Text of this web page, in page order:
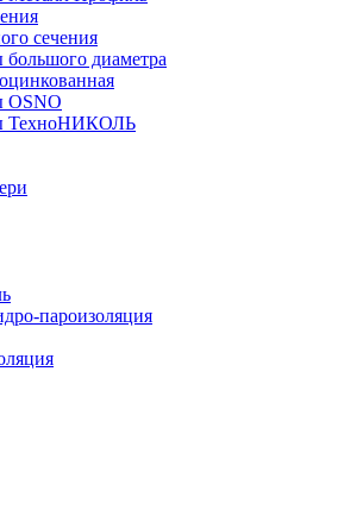
сечения
диаметра
OSNO
ТехноНИКОЛЬ
пароизоляция